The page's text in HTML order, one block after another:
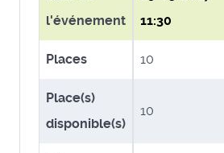
l'événement
11:30
Places 10
Place(s)
disponible(s)
10